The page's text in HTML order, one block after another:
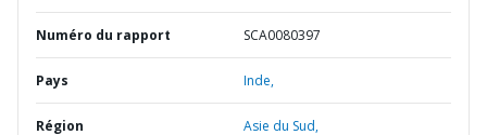
Numéro du rapport SCA0080397
Pays Inde,
Région Asie du Sud,